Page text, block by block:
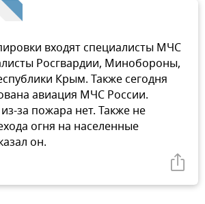
входят специалисты МЧС
Росгвардии, Минобороны,
Крым. Также сегодня
авиация МЧС России.
за пожара нет. Также не
огня на населенные
он.